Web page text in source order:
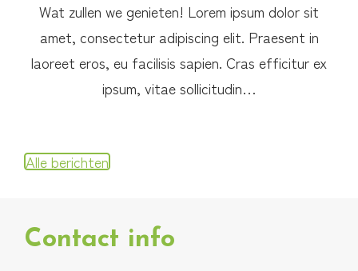
Wat zullen we genieten! Lorem ipsum dolor sit
amet, consectetur adipiscing elit. Praesent in
laoreet eros, eu facilisis sapien. Cras efficitur ex
ipsum, vitae sollicitudin…
Alle berichten
Contact info